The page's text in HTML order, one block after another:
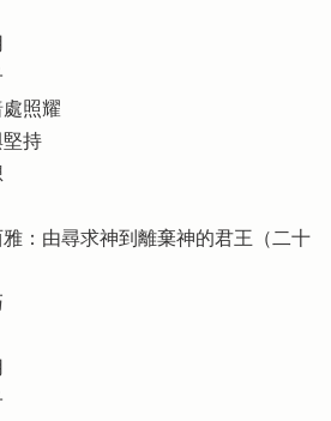
照耀
持
：由尋求神到離棄神的君王（二十